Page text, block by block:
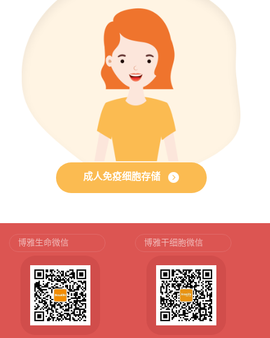
成人免疫细胞存储
博雅生命微信 博雅干细胞微信